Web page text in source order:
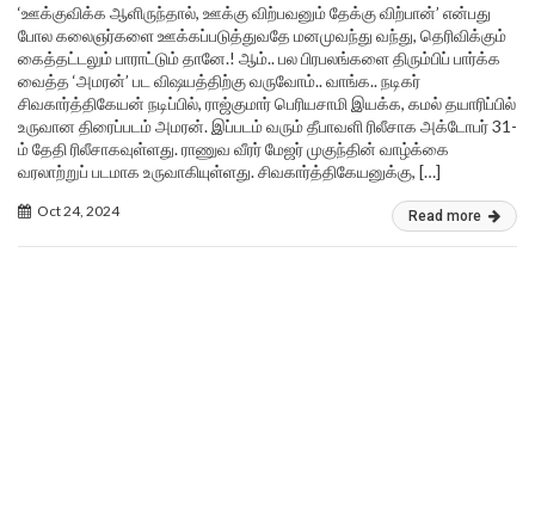
‘ஊக்குவிக்க ஆளிருந்தால், ஊக்கு விற்பவனும் தேக்கு விற்பான்’ என்பது
போல கலைஞர்களை ஊக்கப்படுத்துவதே மனமுவந்து வந்து, தெரிவிக்கும்
கைத்தட்டலும் பாராட்டும் தானே.! ஆம்.. பல பிரபலங்களை திரும்பிப் பார்க்க
வைத்த ‘அமரன்’ பட விஷயத்திற்கு வருவோம்.. வாங்க.. நடிகர்
சிவகார்த்திகேயன் நடிப்பில், ராஜ்குமார் பெரியசாமி இயக்க, கமல் தயாரிப்பில்
உருவான திரைப்படம் அமரன். இப்படம் வரும் தீபாவளி ரிலீசாக அக்டோபர் 31-
ம் தேதி ரிலீசாகவுள்ளது. ராணுவ வீரர் மேஜர் முகுந்தின் வாழ்க்கை
வரலாற்றுப் படமாக உருவாகியுள்ளது. சிவகார்த்திகேயனுக்கு, […]
Oct 24, 2024 Read more